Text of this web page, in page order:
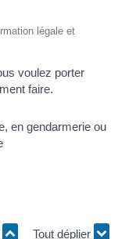
légale et
voulez porter
faire.
Tout déplier